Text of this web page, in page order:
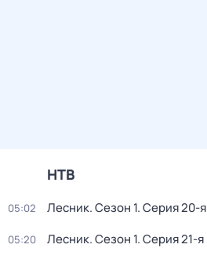
НТВ
05:02 Лесник. Сезон 1. Серия 20-я
05:20 Лесник. Сезон 1. Серия 21-я